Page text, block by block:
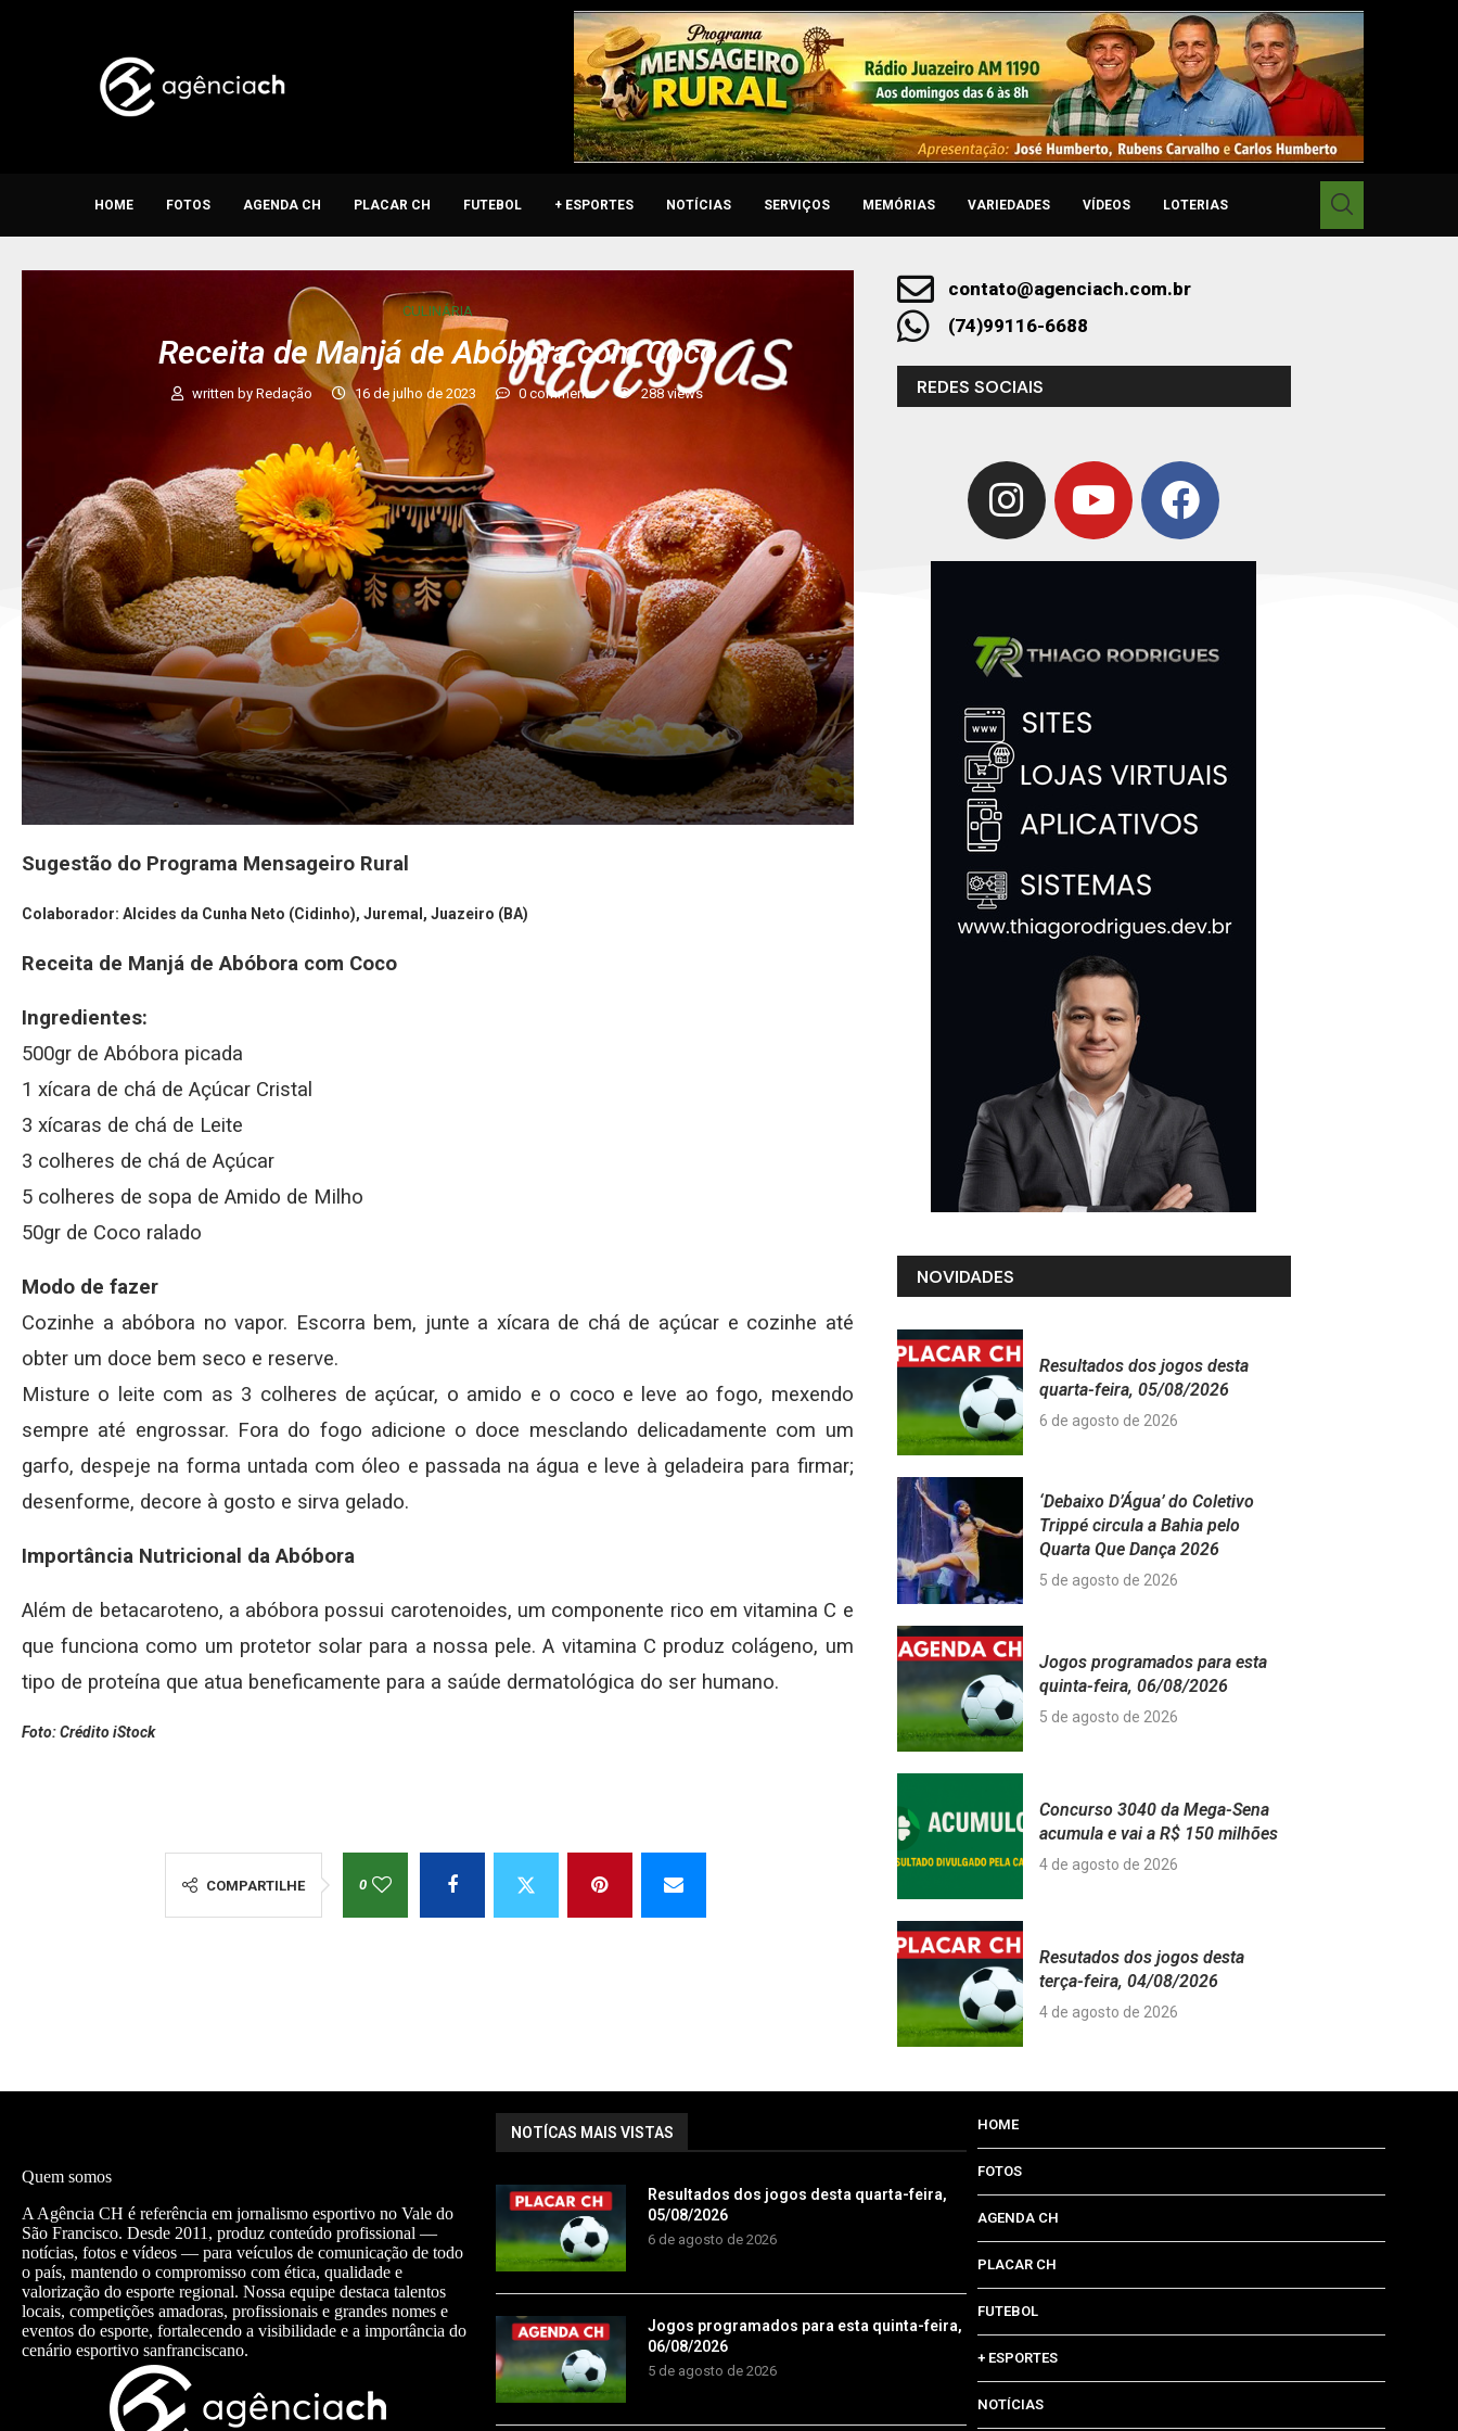
HOME FOTOS AGENDA CH PLACAR CH FUTEBOL + ESPORTES NOTÍCIAS SERVIÇOS MEMÓRIAS VARIEDADES VÍDEOS LOTERIAS
CULINÁRIA
Receita de Manjá de Abóbora com Coco
written byRedação 16 de julho de 2023 0 comments 288 views
Sugestão do Programa Mensageiro Rural
Colaborador: Alcides da Cunha Neto (Cidinho), Juremal, Juazeiro (BA)
Receita de Manjá de Abóbora com Coco
Ingredientes:
500gr de Abóbora picada
1 xícara de chá de Açúcar Cristal
3 xícaras de chá de Leite
3 colheres de chá de Açúcar
5 colheres de sopa de Amido de Milho
50gr de Coco ralado
Modo de fazer
Cozinhe a abóbora no vapor. Escorra bem, junte a xícara de chá de açúcar e cozinhe até
obter um doce bem seco e reserve.
Misture o leite com as 3 colheres de açúcar, o amido e o coco e leve ao fogo, mexendo
sempre até engrossar. Fora do fogo adicione o doce mesclando delicadamente com um
garfo, despeje na forma untada com óleo e passada na água e leve à geladeira para firmar;
desenforme, decore à gosto e sirva gelado.
Importância Nutricional da Abóbora
Além de betacaroteno, a abóbora possui carotenoides, um componente rico em vitamina C e
que funciona como um protetor solar para a nossa pele. A vitamina C produz colágeno, um
tipo de proteína que atua beneficamente para a saúde dermatológica do ser humano.
Foto: Crédito iStock
COMPARTILHE 0
contato@agenciach.com.br
(74)99116-6688
REDES SOCIAIS
NOVIDADES
Resultados dos jogos desta
quarta-feira, 05/08/2026
6 de agosto de 2026
‘Debaixo D’Água’ do Coletivo
Trippé circula a Bahia pelo
Quarta Que Dança 2026
5 de agosto de 2026
Jogos programados para esta
quinta-feira, 06/08/2026
5 de agosto de 2026
Concurso 3040 da Mega-Sena
acumula e vai a R$ 150 milhões
4 de agosto de 2026
Resutados dos jogos desta
terça-feira, 04/08/2026
4 de agosto de 2026
Quem somos
A Agência CH é referência em jornalismo esportivo no Vale do
São Francisco. Desde 2011, produz conteúdo profissional —
notícias, fotos e vídeos — para veículos de comunicação de todo
o país, mantendo o compromisso com ética, qualidade e
valorização do esporte regional. Nossa equipe destaca talentos
locais, competições amadoras, profissionais e grandes nomes e
eventos do esporte, fortalecendo a visibilidade e a importância do
cenário esportivo sanfranciscano.
NOTÍCAS MAIS VISTAS
Resultados dos jogos desta quarta-feira,
05/08/2026
6 de agosto de 2026
Jogos programados para esta quinta-feira,
06/08/2026
5 de agosto de 2026
HOME
FOTOS
AGENDA CH
PLACAR CH
FUTEBOL
+ ESPORTES
NOTÍCIAS